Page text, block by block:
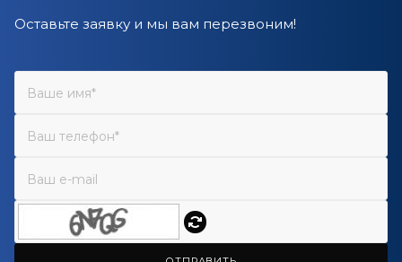
Оставьте заявку и мы вам перезвоним!